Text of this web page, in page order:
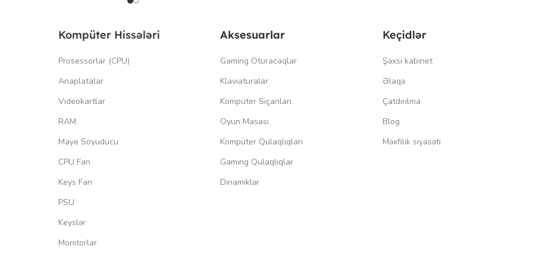
Kompüter Hissələri
Prosessorlar (CPU)
Anaplatalar
Videokartlar
RAM
Maye Soyuducu
CPU Fan
Keys Fan
PSU
Keyslər
Monitorlar
Aksesuarlar
Gaming Oturacaqlar
Klaviaturalar
Kompüter Siçanları
Oyun Masası
Kompüter Qulaqlıqları
Gaming Qulaqlıqlar
Dinamiklər
Keçidlər
Şəxsi kabinet
Əlaqə
Çatdırılma
Blog
Məxfilik siyasəti